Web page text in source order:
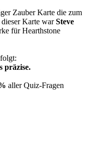
Zauber Karte die zum
Karte warSteve
für Hearthstone
präzise.
aller Quiz-Fragen